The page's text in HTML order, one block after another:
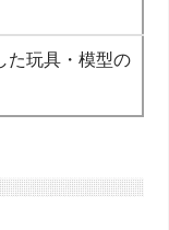
た玩具・模型の